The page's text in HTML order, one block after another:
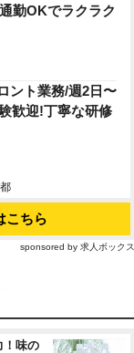
勤OKでラクラク
ント業務/週2⽇〜
歓迎!丁寧な研修
こちら
sponsored by 求人ボックス
！味の